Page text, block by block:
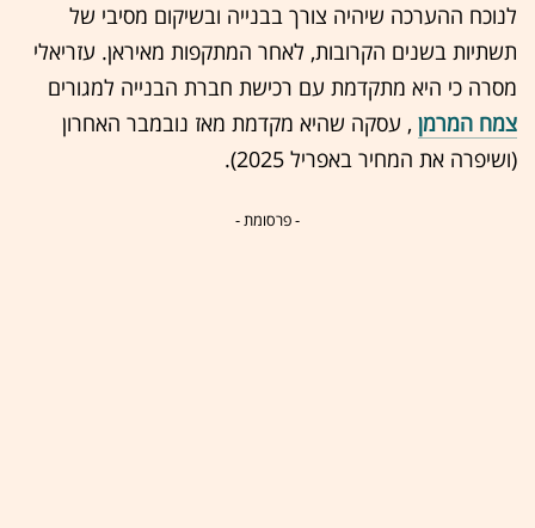
לנוכח ההערכה שיהיה צורך בבנייה ובשיקום מסיבי של
תשתיות בשנים הקרובות, לאחר המתקפות מאיראן. עזריאלי
מסרה כי היא מתקדמת עם רכישת חברת הבנייה למגורים
צמח המרמן , עסקה שהיא מקדמת מאז נובמבר האחרון
(ושיפרה את המחיר באפריל 2025).
- פרסומת -